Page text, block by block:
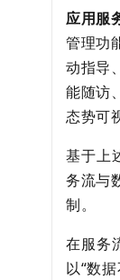
应用服
管理功
动指导
能随访
态势可
基于上
务流与
制。
在服务
以“数